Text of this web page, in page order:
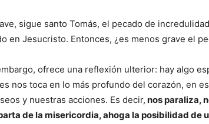
sigue santo Tomás, el pecado de
en Jesucristo. Entonces, ¿es menos grave el
ofrece una reflexión ulterior: hay algo
nos toca en lo más profundo del corazón, en
y nuestras acciones. Es decir, nos paraliza,
de la misericordia, ahoga la posibilidad de